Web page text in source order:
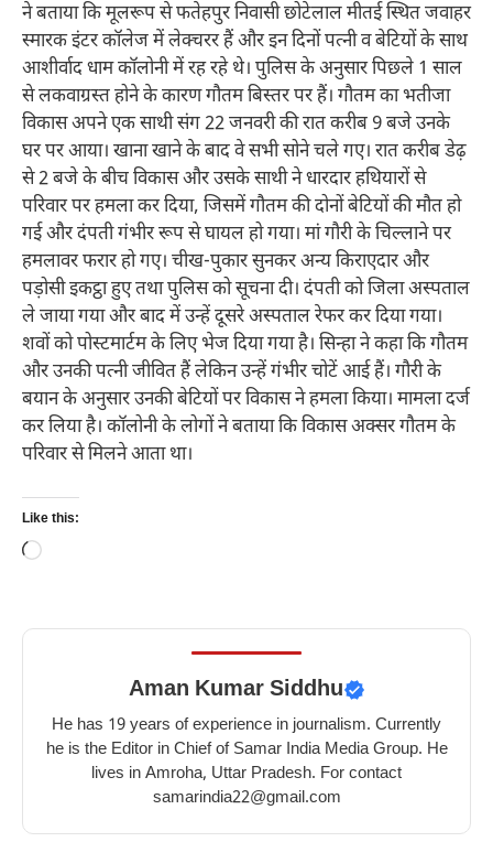
ने बताया कि मूलरूप से फतेहपुर निवासी छोटेलाल मीतई स्थित जवाहर
स्मारक इंटर कॉलेज में लेक्चरर हैं और इन दिनों पत्नी व बेटियों के साथ
आशीर्वाद धाम कॉलोनी में रह रहे थे। पुलिस के अनुसार पिछले 1 साल
से लकवाग्रस्त होने के कारण गौतम बिस्तर पर हैं। गौतम का भतीजा
विकास अपने एक साथी संग 22 जनवरी की रात करीब 9 बजे उनके
घर पर आया। खाना खाने के बाद वे सभी सोने चले गए। रात करीब डेढ़
से 2 बजे के बीच विकास और उसके साथी ने धारदार हथियारों से
परिवार पर हमला कर दिया, जिसमें गौतम की दोनों बेटियों की मौत हो
गई और दंपती गंभीर रूप से घायल हो गया। मां गौरी के चिल्लाने पर
हमलावर फरार हो गए। चीख-पुकार सुनकर अन्य किराएदार और
पड़ोसी इकट्ठा हुए तथा पुलिस को सूचना दी। दंपती को जिला अस्पताल
ले जाया गया और बाद में उन्हें दूसरे अस्पताल रेफर कर दिया गया।
शवों को पोस्टमार्टम के लिए भेज दिया गया है। सिन्हा ने कहा कि गौतम
और उनकी पत्नी जीवित हैं लेकिन उन्हें गंभीर चोटें आई हैं। गौरी के
बयान के अनुसार उनकी बेटियों पर विकास ने हमला किया। मामला दर्ज
कर लिया है। कॉलोनी के लोगों ने बताया कि विकास अक्सर गौतम के
परिवार से मिलने आता था।
Like this:
Loading…
Aman Kumar Siddhu
He has 19 years of experience in journalism. Currently
he is the Editor in Chief of Samar India Media Group. He
lives in Amroha, Uttar Pradesh. For contact
samarindia22@gmail.com